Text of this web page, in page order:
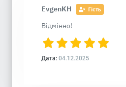
EvgenKH Гість
Відмінно!
Дата: 04.12.2025